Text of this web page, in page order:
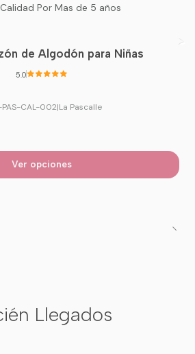
Por Mas de 5 años
de Algodón para Niñas
5.0
PAS-CAL-002|La Pascalle
Ver opciones
Llegados